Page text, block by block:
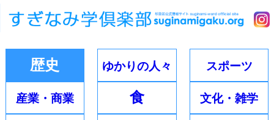
歴史 ゆかりの人々 スポーツ
産業・ 商業 食 文化・雑学